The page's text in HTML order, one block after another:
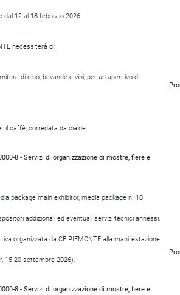
dal 12 al 18 febbraio 2026.
necessiterà di:
di cibo, bevande e vini, per un aperitivo di
il caffè, corredata da cialde.
8 - Servizi di organizzazione di mostre, fiere e
package main exhibitor, media package n. 10
addizionali ed eventuali servizi tecnici annessi,
organizzata da CEIPIEMONTE alla manifestazione
15-20 settembre 2026).
8 - Servizi di organizzazione di mostre, fiere e